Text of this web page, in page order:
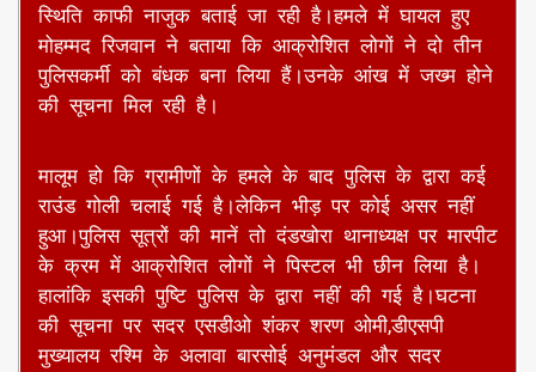
स्थिति काफी नाजुक बताई जा रही है।हमले में घायल हुए
मोहम्मद रिजवान ने बताया कि आक्रोशित लोगों ने दो तीन
पुलिसकर्मी को बंधक बना लिया हैं।उनके आंख में जख्म होने
की सूचना मिल रही है।
मालूम हो कि ग्रामीणों के हमले के बाद पुलिस के द्वारा कई
राउंड गोली चलाई गई है।लेकिन भीड़ पर कोई असर नहीं
हुआ।पुलिस सूत्रों की मानें तो दंडखोरा थानाध्यक्ष पर मारपीट
के क्रम में आक्रोशित लोगों ने पिस्टल भी छीन लिया है।
हालांकि इसकी पुष्टि पुलिस के द्वारा नहीं की गई है।घटना
की सूचना पर सदर एसडीओ शंकर शरण ओमी,डीएसपी
मुख्यालय रश्मि के अलावा बारसोई अनुमंडल और सदर